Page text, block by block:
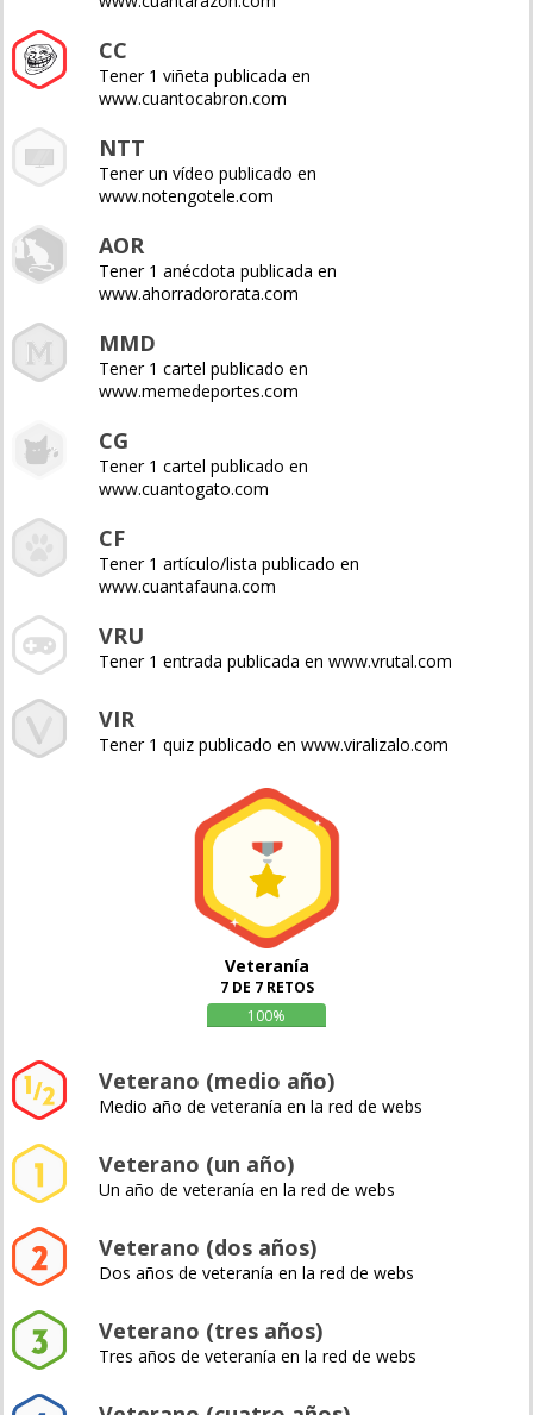
CC
Tener 1 viñeta publicada en
www.cuantocabron.com
NTT
Tener un vídeo publicado en
www.notengotele.com
AOR
Tener 1 anécdota publicada en
www.ahorradororata.com
MMD
Tener 1 cartel publicado en
www.memedeportes.com
CG
Tener 1 cartel publicado en
www.cuantogato.com
CF
Tener 1 artículo/lista publicado en
www.cuantafauna.com
VRU
Tener 1 entrada publicada en www.vrutal.com
VIR
Tener 1 quiz publicado en www.viralizalo.com
Veteranía
7 DE 7 RETOS
100%
Veterano (medio año)
Medio año de veteranía en la red de webs
Veterano (un año)
Un año de veteranía en la red de webs
Veterano (dos años)
Dos años de veteranía en la red de webs
Veterano (tres años)
Tres años de veteranía en la red de webs